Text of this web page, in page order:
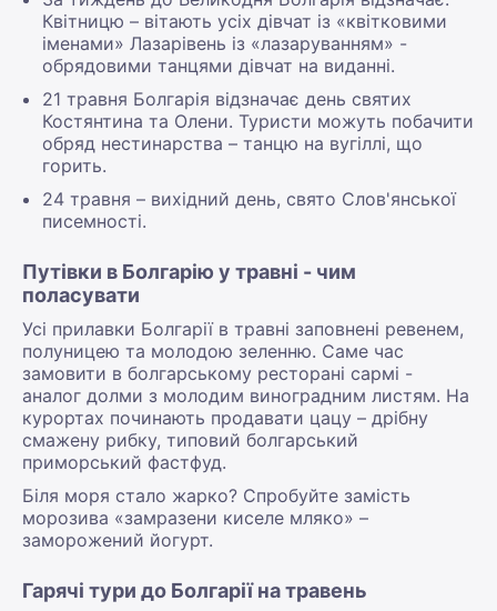
Квітницю – вітають усіх дівчат із «квітковими
іменами» Лазарівень із «лазаруванням» -
обрядовими танцями дівчат на виданні.
21 травня Болгарія відзначає день святих
Костянтина та Олени. Туристи можуть побачити
обряд нестинарства – танцю на вугіллі, що
горить.
24 травня – вихідний день, свято Слов'янської
писемності.
Путівки в Болгарію у травні - чим
поласувати
Усі прилавки Болгарії в травні заповнені ревенем,
полуницею та молодою зеленню. Саме час
замовити в болгарському ресторані сармі -
аналог долми з молодим виноградним листям. На
курортах починають продавати цацу – дрібну
смажену рибку, типовий болгарський
приморський фастфуд.
Біля моря стало жарко? Спробуйте замість
морозива «замразени киселе мляко» –
заморожений йогурт.
Гарячі тури до Болгарії на травень